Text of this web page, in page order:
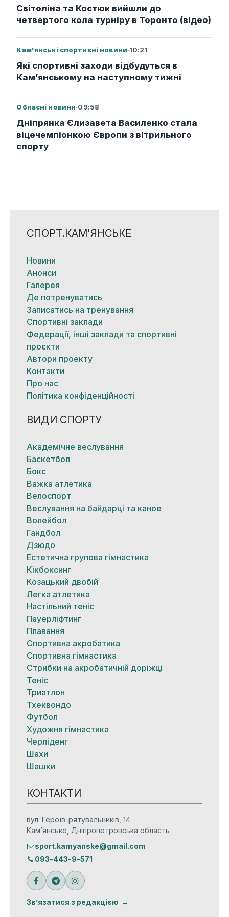
Світоліна та Костюк вийшли до
четвертого кола турніру в Торонто (відео)
Кам'янські спортивні новини·10:21
Які спортивні заходи відбудуться в
Кам’янському на наступному тижні
Обласні новини·09:58
Дніпрянка Єлизавета Василенко стала
віцечемпіонкою Європи з вітрильного
спорту
СПОРТ.КАМ'ЯНСЬКЕ
Новини
Анонси
Галерея
Де потренуватись
Записатись на тренування
Спортивні заклади
Федерації, інші заклади та спортивні
проєкти
Автори проекту
Контакти
Про нас
Політика конфіденційності
ВИДИ СПОРТУ
Академічне веслування
Баскетбол
Бокс
Важка атлетика
Велоспорт
Веслування на байдарці та каное
Волейбол
Гандбол
Дзюдо
Естетична групова гімнастика
Кікбоксинг
Козацький двобій
Легка атлетика
Настільний теніс
Пауерліфтинг
Плавання
Спортивна акробатика
Спортивна гімнастика
Стрибки на акробатичній доріжці
Теніс
Триатлон
Тхеквондо
Футбол
Художня гімнастика
Черліденг
Шахи
Шашки
КОНТАКТИ
вул. Героїв-рятувальників, 14
Кам’янське, Дніпропетровська область
sport.kamyanske@gmail.com
093-443-9-571
Зв’язатися з редакцією